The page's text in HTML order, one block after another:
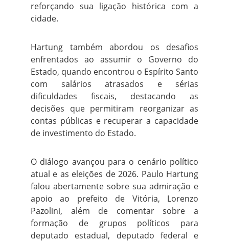
reforçando sua ligação histórica com a
cidade.
Hartung também abordou os desafios
enfrentados ao assumir o Governo do
Estado, quando encontrou o Espírito Santo
com salários atrasados e sérias
dificuldades fiscais, destacando as
decisões que permitiram reorganizar as
contas públicas e recuperar a capacidade
de investimento do Estado.
O diálogo avançou para o cenário político
atual e as eleições de 2026. Paulo Hartung
falou abertamente sobre sua admiração e
apoio ao prefeito de Vitória, Lorenzo
Pazolini, além de comentar sobre a
formação de grupos políticos para
deputado estadual, deputado federal e